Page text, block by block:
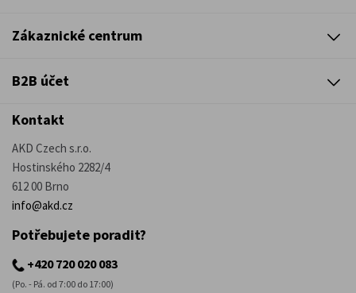
Zákaznické centrum
B2B účet
Kontakt
AKD Czech s.r.o.
Hostinského 2282/4
612 00 Brno
info@akd.cz
Potřebujete poradit?
+420 720 020 083
(Po. - Pá. od 7:00 do 17:00)